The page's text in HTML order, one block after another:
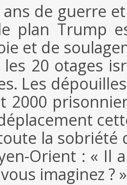
de guerre
plan Trump
et de
les 20 otages
Les
2000
la sobriété
Orient : « Il
imaginez ?